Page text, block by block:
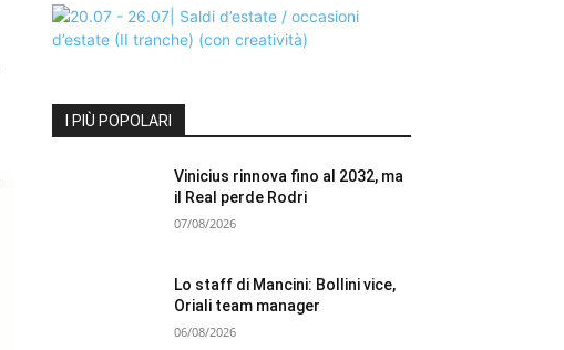
I PIÙ POPOLARI
Vinicius rinnova fino al 2032, ma
il Real perde Rodri
07/08/2026
Lo staff di Mancini: Bollini vice,
Oriali team manager
06/08/2026